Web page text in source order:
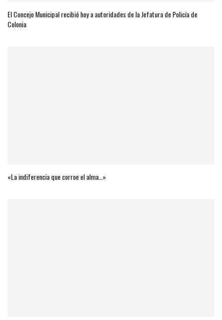
El Concejo Municipal recibió hoy a autoridades de la Jefatura de Policía de
Colonia
«La indiferencia que corroe el alma…»